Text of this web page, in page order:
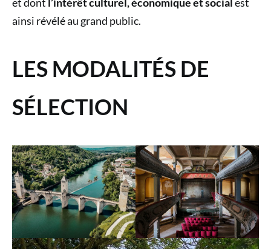
et dont l’intérêt culturel, économique et socialest
ainsi révélé au grand public.
LES MODALITÉS DE
SÉLECTION